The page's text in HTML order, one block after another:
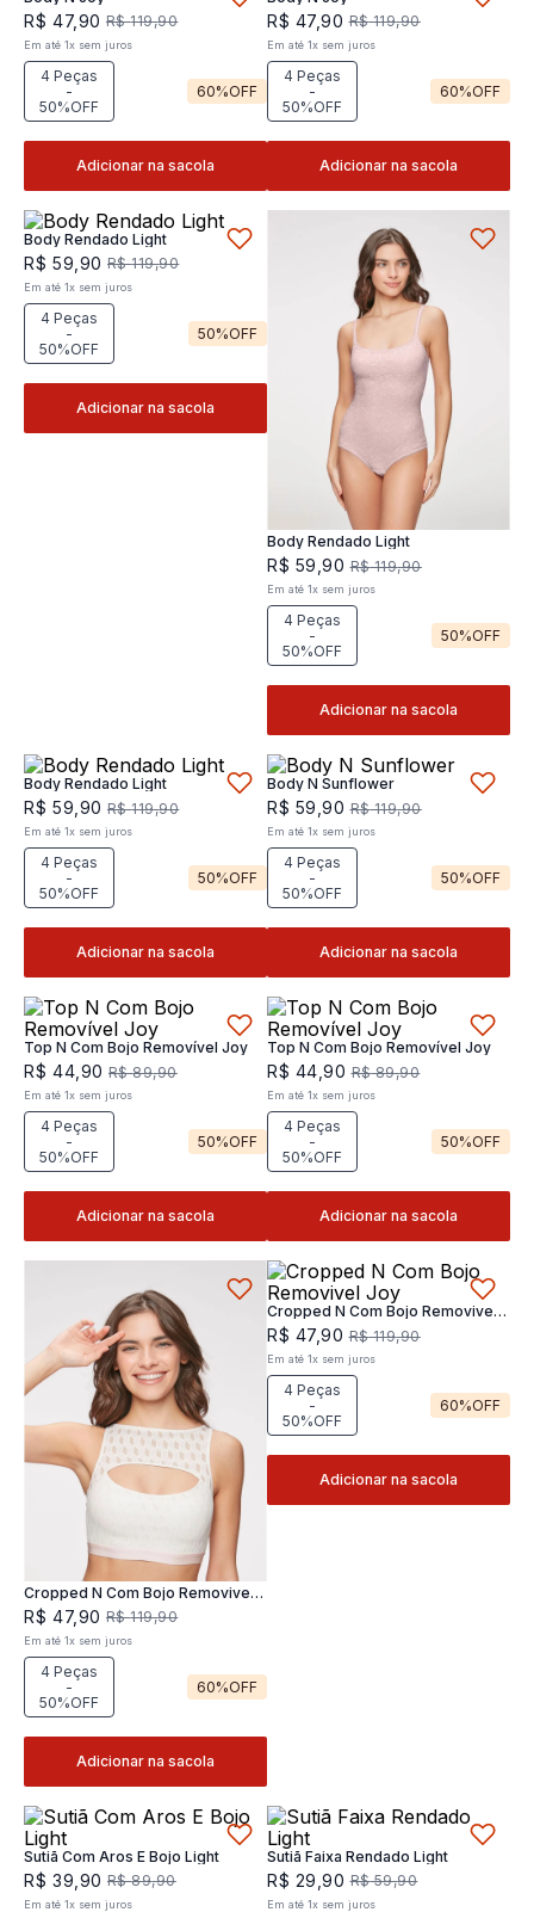
R$ 47, 90 R$ 119,90
Em até1x sem juros
4 Peças
-
50%OFF
60%OFF
Adicionar na sacola
R$ 47,90 R$ 119,90
Em até 1x sem juros
4 Peças
-
50%OFF
60%OFF
Adicionar na sacola
Body Rendado Light
R$ 59 90 R$ 119,90
Em até1x sem juros
4 Peças
-
50%OFF
50%OFF
Adicionar na sacola
Body Rendado Light
R$ 59 ,90 R$ 119,90
Em até 1x sem juros
4 Peças
-
50%OFF
50%OFF
Adicionar na sacola
Body Rendado Light
R$ 59 90 R$ 119,90
Em até1x sem juros
4 Peças
-
50%OFF
50%OFF
Adicionar na sacola
Body N Sunflower
R$ 59 ,90 R$ 119,90
Em até 1x sem juros
4 Peças
-
50%OFF
50%OFF
Adicionar na sacola
Top N Com Bojo Removível Joy
R$ 44 90 R$ 89,90
Em até1x sem juros
4 Peças
-
50%OFF
50%OFF
Adicionar na sacola
Top N Com Bojo Removível Joy
R$ 44 ,90 R$ 89,90
Em até 1x sem juros
4 Peças
-
50%OFF
50%OFF
Adicionar na sacola
Cropped N Com Bojo Removivel
Joy
R$ 47, 90 R$ 119,90
Em até1x sem juros
4 Peças
-
50%OFF
60%OFF
Adicionar na sacola
Cropped N Com Bojo Removivel
Joy
R$ 47,90 R$ 119,90
Em até 1x sem juros
4 Peças
-
50%OFF
60%OFF
Adicionar na sacola
Sutiã Com Aros E Bojo Light
R$ 39 90 R$ 89,90
Em até1x sem juros
Sutiã Faixa Rendado Light
R$ 29 ,90 R$ 59,90
Em até 1x sem juros